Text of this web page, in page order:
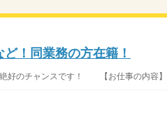
！同業務の方在籍！
好のチャンスです！ 【お仕事の内容